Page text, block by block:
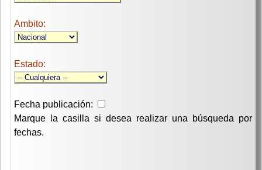
Ambito:
Estado:
Fecha publicación:
Marque la casilla si desea realizar una búsqueda por
fechas.